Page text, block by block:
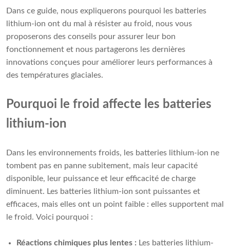
Dans ce guide, nous expliquerons pourquoi les batteries
lithium-ion ont du mal à résister au froid, nous vous
proposerons des conseils pour assurer leur bon
fonctionnement et nous partagerons les dernières
innovations conçues pour améliorer leurs performances à
des températures glaciales.
Pourquoi le froid affecte les batteries
lithium-ion
Dans les environnements froids, les batteries lithium-ion ne
tombent pas en panne subitement, mais leur capacité
disponible, leur puissance et leur efficacité de charge
diminuent. Les batteries lithium-ion sont puissantes et
efficaces, mais elles ont un point faible : elles supportent mal
le froid. Voici pourquoi :
Réactions chimiques plus lentes : Les batteries lithium-